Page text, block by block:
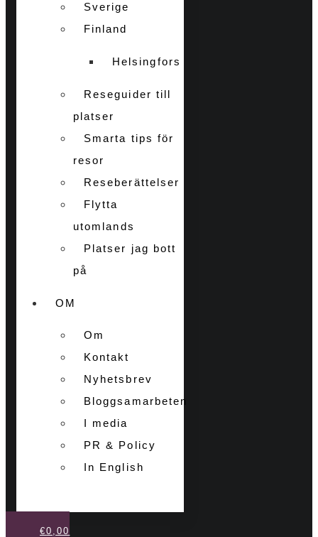
Sverige
Finland
Helsingfors
Reseguider till
platser
Smarta tips för
resor
Reseberättelser
Flytta
utomlands
Platser jag bott
på
OM
Om
Kontakt
Nyhetsbrev
Bloggsamarbeten
I media
PR & Policy
In English
€0,00